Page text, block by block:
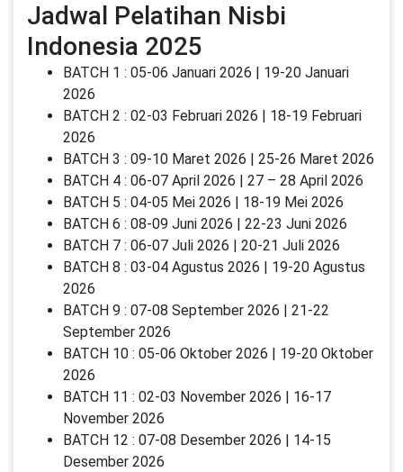
Jadwal Pelatihan Nisbi
Indonesia 2025
BATCH 1 : 05-06 Januari 2026 | 19-20 Januari
2026
BATCH 2 : 02-03 Februari 2026 | 18-19 Februari
2026
BATCH 3 : 09-10 Maret 2026 | 25-26 Maret 2026
BATCH 4 : 06-07 April 2026 | 27 – 28 April 2026
BATCH 5 : 04-05 Mei 2026 | 18-19 Mei 2026
BATCH 6 : 08-09 Juni 2026 | 22-23 Juni 2026
BATCH 7 : 06-07 Juli 2026 | 20-21 Juli 2026
BATCH 8 : 03-04 Agustus 2026 | 19-20 Agustus
2026
BATCH 9 : 07-08 September 2026 | 21-22
September 2026
BATCH 10 : 05-06 Oktober 2026 | 19-20 Oktober
2026
BATCH 11 : 02-03 November 2026 | 16-17
November 2026
BATCH 12 : 07-08 Desember 2026 | 14-15
Desember 2026